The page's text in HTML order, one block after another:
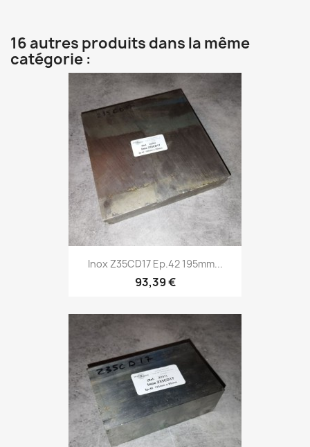
16 autres produits dans la même
catégorie :
Inox Z35CD17 Ep.42 195mm...
93,39 €